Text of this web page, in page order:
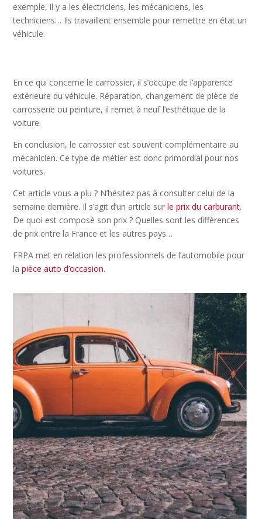
exemple, il y a les électriciens, les mécaniciens, les
techniciens… Ils travaillent ensemble pour remettre en état un
véhicule.
En ce qui concerne le carrossier, il s’occupe de l’apparence
extérieure du véhicule. Réparation, changement de pièce de
carrosserie ou peinture, il remet à neuf l’esthétique de la
voiture.
En conclusion, le carrossier est souvent complémentaire au
mécanicien. Ce type de métier est donc primordial pour nos
voitures.
Cet article vous a plu ? N’hésitez pas à consulter celui de la
semaine dernière. Il s’agit d’un article surle prix du carburant.
De quoi est composé son prix ? Quelles sont les différences
de prix entre la France et les autres pays…
FRPA met en relation les professionnels de l’automobile pour
lapièce auto d’occasion.